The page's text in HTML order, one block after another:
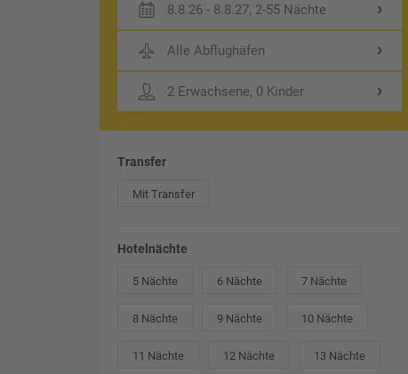
8.8.26 - 8.8.27, 2-55 Nächte
Alle Abflughäfen
2 Erwachsene, 0 Kinder
Transfer
Mit Transfer
Hotelnächte
5 Nächte 6 Nächte 7 Nächte
8 Nächte 9 Nächte 10 Nächte
11 Nächte 12 Nächte 13 Nächte